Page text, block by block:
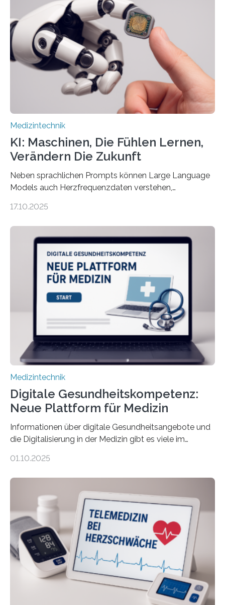
HSHL verantwortet die wissenschaftliche Begleitung
sowie die KI-gestützte Datenauswertung. Das Ziel ist
die Entwicklung eines berührungslosen
Assistenzsystems, das den Zustand der Person
kontinuierlich erfasst, pflegende Personen unterstützt
und in Notfällen selbstständig Alarm schlägt. „Die Idee
Medizintechnik
KI: Maschinen, Die Fühlen Lernen,
Verändern Die Zukunft
Neben sprachlichen Prompts können Large Language
Models auch Herzfrequenzdaten verstehen,
haben Dr. Morris Gellisch, ehemals an der Ruhr-
und Boris Burr von der Ruhr-Universität Bochum in
dafür eine technische Schnittstelle, über die
physiologische Daten in Echtzeit an das Sprachmodell
übermittelt werden können. Die Künstliche Intelligenz
kann dadurch auch die Sprache des Körpers
einbeziehen, auf die Menschen keinen bewussten
Einfluss nehmen. Das eröffnet…
17.10.2025
Medizintechnik
Digitale Gesundheitskompetenz:
Neue Plattform für Medizin
Informationen über digitale Gesundheitsangebote und
die Digitalisierung in der Medizin gibt es viele im
seriösen und wissenschaftlich abgesicherten Inhalten?
Forscherinnen der Technischen Universität Dresden
(TUD) richtet sich das Portal sowohl an Patientinnen
und Patienten, aber ebenso an medizinisches
Fachpersonal. Für all diese Zielgruppen bietet sie
speziell zugeschnittene Informationen, um deren
digitale Gesundheitskompetenz zu steigern. MiHUBx ist
01.10.2025